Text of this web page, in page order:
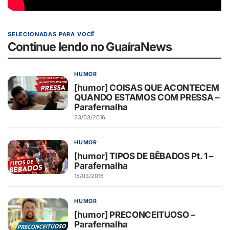
SELECIONADAS PARA VOCÊ
Continue lendo no GuaíraNews
HUMOR
[humor] COISAS QUE ACONTECEM
QUANDO ESTAMOS COM PRESSA –
Parafernalha
23/03/2016
HUMOR
[humor] TIPOS DE BÊBADOS Pt. 1 –
Parafernalha
15/03/2016
HUMOR
[humor] PRECONCEITUOSO –
Parafernalha